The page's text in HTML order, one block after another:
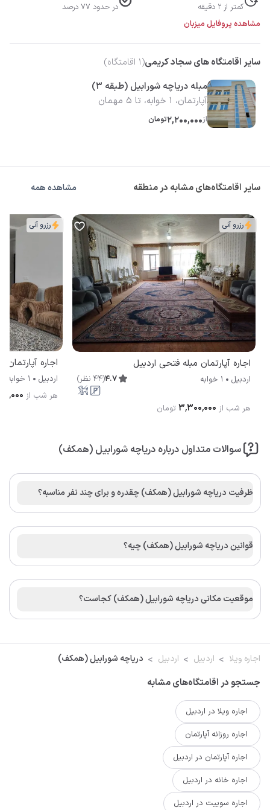
کمتر از 2 دقیقه
در حدود 77 درصد
مشاهده پروفایل میزبان
سایر اقامتگاه های سجاد کریمی(
1 اقامتگاه)
مبله دریاچه شورابیل (طبقه 3)
آپارتمان، 1 خوابه، تا 5 مهمان
از2,200,000تومان
سایر اقامتگاه‌های مشابه در منطقه مشاهده همه
رزرو آنی
اجاره آپارتمان مبله فتحی اردبیل
اردبیل 1 خوابه 4.7
(
44 نظر)
هر شب از ۳٬۳۰۰٬۰۰۰ تومان
رزرو آنی
اجاره آپارتمان
اردبیل
1 خوابه
هر شب از
سوالات متداول درباره دریاچه شورابیل (همکف)
ظرفیت دریاچه شورابیل (همکف) چقدره و برای چند نفر مناسبه؟
قوانین دریاچه شورابیل (همکف) چیه؟
موقعیت مکانی دریاچه شورابیل (همکف) کجاست؟
اجاره ویلا اردبیل اردبیل دریاچه شورابیل (همکف)
جستجو در اقامتگاه‌های مشابه
اجاره ویلا در اردبیل
اجاره روزانه آپارتمان
اجاره آپارتمان در اردبیل
اجاره خانه در اردبیل
اجاره سوییت در اردبیل